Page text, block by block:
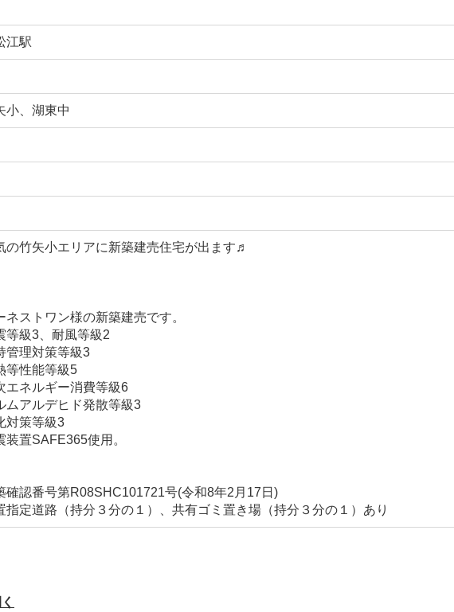
江駅
小、湖東中
の竹矢小エリアに新築建売住宅が出ます♬
ネストワン様の新築建売です。
等級3、耐風等級2
管理対策等級3
等性能等級5
エネルギー消費等級6
ムアルデヒド発散等級3
対策等級3
装置SAFE365使用。
確認番号第R08SHC101721号(令和8年2月17日)
指定道路（持分３分の１）、共有ゴミ置き場（持分３分の１）あり